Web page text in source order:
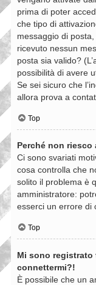
prima di poter
che tipo di
messaggio di
ricevuto nessun
posta sia valido?
possibilità di avere
Se sei sicuro che
allora prova a
Top
Perché non riesco
Ci sono svariati
cosa controlla che
solito il problema è
amministratore:
esserci un errore di
Top
Mi sono registrato
connettermi?!
È possibile che un